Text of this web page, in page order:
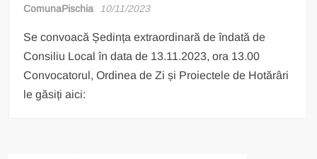
ComunaPischia 10/11/2023
Se convoacă Ședința extraordinară de îndată de
Consiliu Local în data de 13.11.2023, ora 13.00
Convocatorul, Ordinea de Zi și Proiectele de Hotărâri
le găsiți aici: